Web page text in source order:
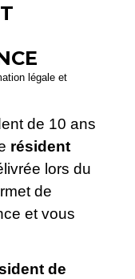
légale et
de 10 ans
résident
lors du
de
et vous
de